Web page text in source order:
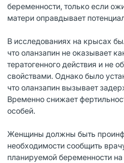
беременности, только если
матери оправдывает
В исследованиях на крысах
что оланзапин не оказывает
тератогенного действия и не
свойствами. Однако было
что оланзапин вызывает
Временно снижает
особей.
Женщины должны быть
необходимости сообщить
планируемой беременности